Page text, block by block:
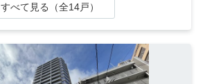
すべて見る（全14戸）